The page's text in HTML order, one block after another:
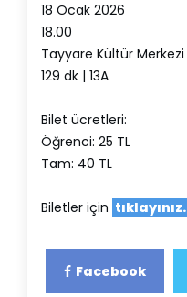
18 Ocak 2026
18.00
Tayyare Kültür Merkezi
129 dk | 13A
Bilet ücretleri:
Öğrenci: 25 TL
Tam: 40 TL
Biletler için tıklayınız.
Facebook